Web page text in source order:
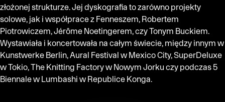
złożonej strukturze. Jej dyskografia to zarówno projekty
solowe, jak i współprace z Fenneszem, Robertem
Piotrowiczem, Jérôme Noetingerem, czy Tonym Buckiem.
Wystawiała i koncertowała na całym świecie, między innym w
Kunstwerke Berlin, Aural Festival w Mexico City, SuperDeluxe
w Tokio, The Knitting Factory w Nowym Jorku czy podczas 5
Biennale w Lumbashi w Republice Konga.